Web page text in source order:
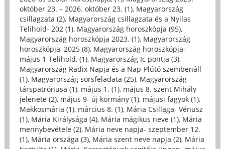
október 23. – 2026. október 23. (1), Magyarország
csillagzata (2), Magyarország csillagzata és a Nyilas
Telihold- 202 (1), Magyarország horoszkópja (95),
Magyarország horoszkópja 2023. (1), Magyarország
horoszkópja, 2025 (8), Magyarország horoszkópja-
május 1-Telihold, (1), Magyarország Ic pontja (3),
Magyarország Radix Napja és a Nap-Plútó szembenáll
(1), Magyarország sorsfeladata (25), Magyarország
társpatrónusa (1), május 1. (1), május 8. szent Mihály
jelenete (2), május 9- új kormány (1), májusi fagyok (1),
Makkosmária (1), március 8. (1), Mária Csillaga- Vénusz
(1), Mária Királysága (4), Mária mágikus neve (1), Mária
mennybevétele (2), Mária neve napja- szeptember 12.
(1), Mária országa (3), Mária szent neve napja (2), Mária